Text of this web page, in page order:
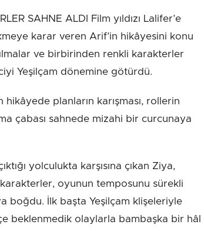
SAHNE ALDI Film yıldızı Lalifer’e
karar veren Arif’in hikâyesini konu
ve birbirinden renkli karakterler
Yeşilçam dönemine götürdü.
planların karışması, rollerin
çabası sahnede mizahi bir curcunaya
yolculukta karşısına çıkan Ziya,
oyunun temposunu sürekli
boğdu. İlk başta Yeşilçam klişeleriyle
beklenmedik olaylarla bambaşka bir hâl